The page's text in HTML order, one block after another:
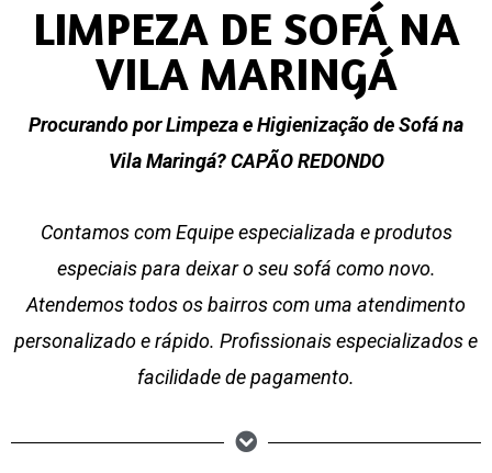
LIMPEZA DE SOFÁ NA
VILA MARINGÁ
Procurando por Limpeza e Higienização de Sofá na
Vila Maringá? CAPÃO REDONDO
Contamos com Equipe especializada e produtos
especiais para deixar o seu sofá como novo.
Atendemos todos os bairros com uma atendimento
personalizado e rápido. Profissionais especializados e
facilidade de pagamento.